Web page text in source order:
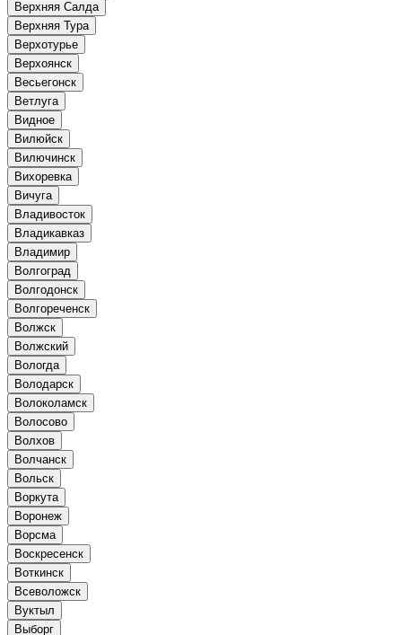
Верхняя Салда
Верхняя Тура
Верхотурье
Верхоянск
Весьегонск
Ветлуга
Видное
Вилюйск
Вилючинск
Вихоревка
Вичуга
Владивосток
Владикавказ
Владимир
Волгоград
Волгодонск
Волгореченск
Волжск
Волжский
Вологда
Володарск
Волоколамск
Волосово
Волхов
Волчанск
Вольск
Воркута
Воронеж
Ворсма
Воскресенск
Воткинск
Всеволожск
Вуктыл
Выборг